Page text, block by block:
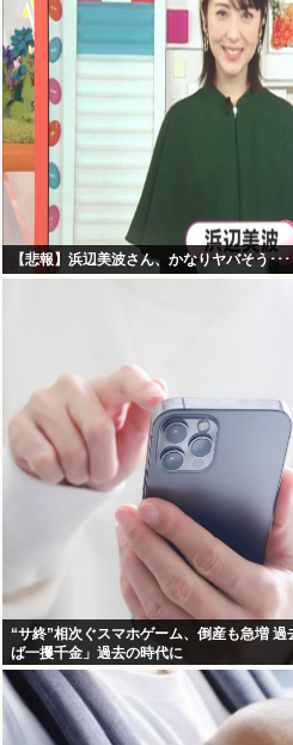
【悲報】浜辺美波さん、かなりヤバそう･
“サ終”相次ぐスマホゲーム、倒産も急増
ば一攫千金」過去の時代に